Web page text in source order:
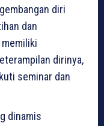
diri
dan
memiliki
dirinya,
seminar dan
dinamis